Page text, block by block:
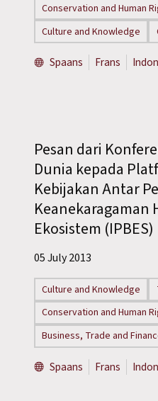
Conservation and Human
Culture and Knowledge
Spaans Frans
Pesan dari
Dunia kepada
Kebijakan Antar
Keanekaragaman
Ekosistem (IPBES)
05 July 2013
Culture and Knowledge
Conservation and Human
Business, Trade and
Spaans Frans